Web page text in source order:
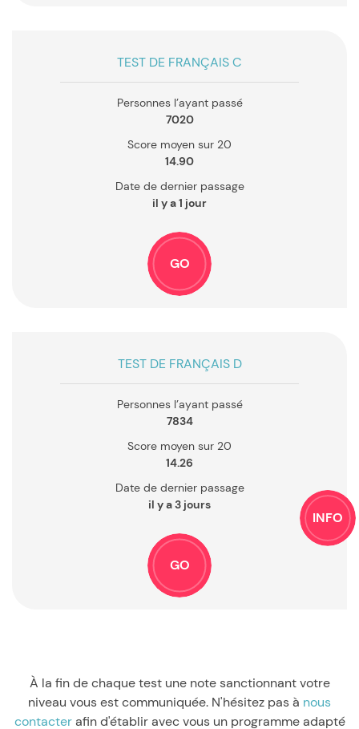
TEST DE FRANÇAIS C
Personnes l’ayant passé
7020
Score moyen sur 20
14.90
Date de dernier passage
il y a 1 jour
GO
TEST DE FRANÇAIS D
Personnes l’ayant passé
7834
Score moyen sur 20
14.26
Date de dernier passage
il y a 3 jours
GO
À la fin de chaque test une note sanctionnant votre
niveau vous est communiquée. N'hésitez pas à nous
contacterafin d'établir avec vous un programme adapté
INFO